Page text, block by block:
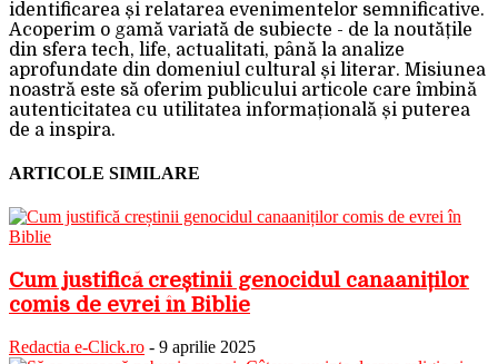
identificarea și relatarea evenimentelor semnificative.
Acoperim o gamă variată de subiecte - de la noutățile
din sfera tech, life, actualitati, până la analize
aprofundate din domeniul cultural și literar. Misiunea
noastră este să oferim publicului articole care îmbină
autenticitatea cu utilitatea informațională și puterea
de a inspira.
ARTICOLE SIMILARE
Cum justifică creștinii genocidul canaaniților
comis de evrei în Biblie
Redactia e-Click.ro - 9 aprilie 2025